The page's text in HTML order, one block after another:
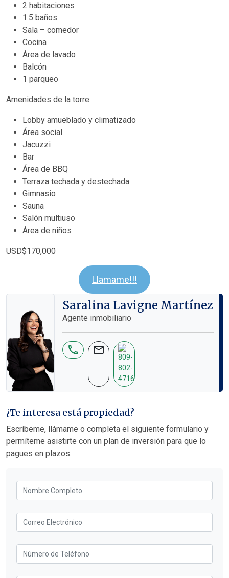
2 habitaciones
1.5 baños
Sala – comedor
Cocina
Área de lavado
Balcón
1 parqueo
Amenidades de la torre:
Lobby amueblado y climatizado
Área social
Jacuzzi
Bar
Área de BBQ
Terraza techada y destechada
Gimnasio
Sauna
Salón multiuso
Área de niños
USD$170,000
Llamame!!!
Saralina Lavigne Martínez
Agente inmobiliario
phone mail
¿Te interesa está propiedad?
Escríbeme, llámame o completa el siguiente formulario y
permíteme asistirte con un plan de inversión para que lo
pagues en plazos.